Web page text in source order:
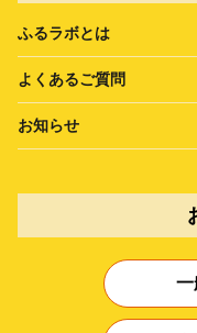
ふるラボとは
よくあるご質問
お知らせ
一